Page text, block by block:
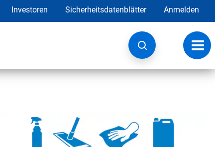
Investoren Sicherheitsdatenblätter Anmelden